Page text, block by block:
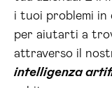
i tuoi problemi
per aiutarti a
attraverso il
intelligenza